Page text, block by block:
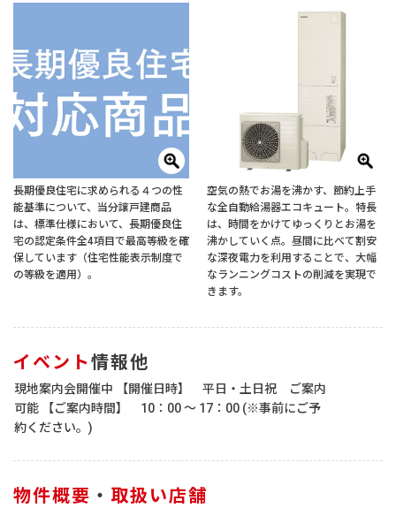
長期優良住宅に求められる４つの性
能基準について、当分譲戸建商品
は、標準仕様において、長期優良住
宅の認定条件全4項目で最高等級を確
保しています（住宅性能表示制度で
の等級を適用）。
空気の熱でお湯を沸かす、節約上手
な全自動給湯器エコキュート。特長
は、時間をかけてゆっくりとお湯を
沸かしていく点。昼間に比べて割安
な深夜電力を利用することで、大幅
なランニングコストの削減を実現で
きます。
イベント 情報他
現地案内会開催中 【開催日時】 平日・土日祝 ご案内
可能 【ご案内時間】 10：00 ～ 17：00 (※事前にご予
約ください。)
物件概要 ・ 取扱い店舗